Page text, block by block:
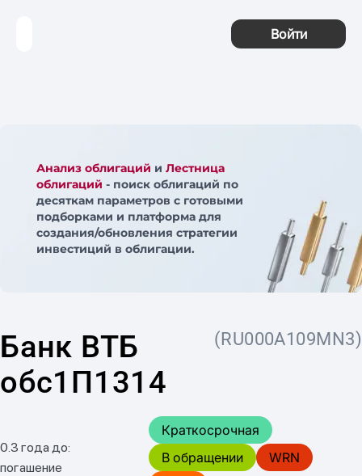
Войти
Анализ облигаций и Лестница
облигаций - поиск облигаций по
десяткам параметров с готовыми
подборками и платформа для
создания/обновления стратегии
инвестиций в облигации.
Банк ВТБ
обс1П1314
(RU000A109MN3)
0.3 года до:
погашение
Краткосрочная
В обращении
WRN